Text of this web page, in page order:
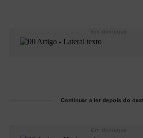
Continuar a ler depois do